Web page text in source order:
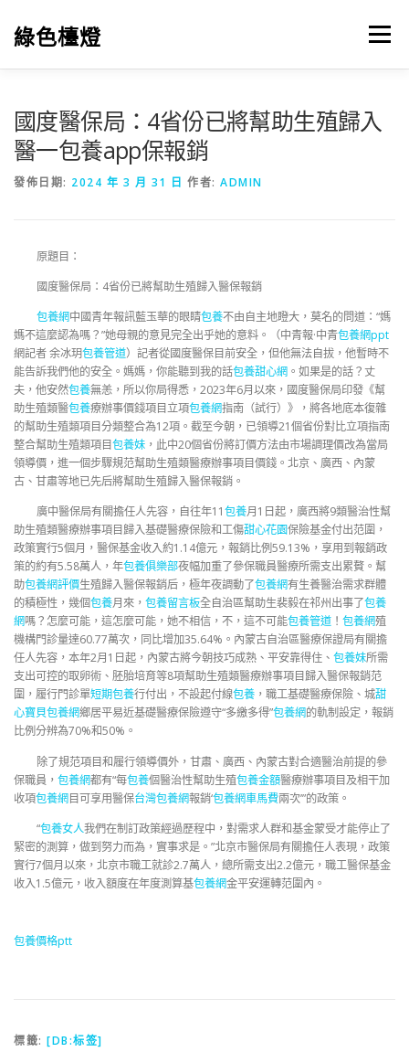
綠色檯燈 選單
國度醫保局：4省份已將幫助生殖歸入
醫一包養app保報銷
發佈日期: 2024 年 3 月 31 日 作者: ADMIN
原題目：
國度醫保局：4省份已將幫助生殖歸入醫保報銷
包養網中國青年報訊藍玉華的眼睛包養不由自主地瞪大，莫名的問道：“媽
媽不這麼認為嗎？”她母親的意見完全出乎她的意料。（中青報·中青包養網ppt
網記者 余冰玥包養管道）記者從國度醫保目前安全，但他無法自拔，他暫時不
能告訴我們他的安全。媽媽，你能聽到我的話包養甜心網 。如果是的話？丈
夫，他安然包養無恙，所以你局得悉，2023年6月以來，國度醫保局印發《幫
助生殖類醫包養療辦事價錢項目立項包養網指南（試行）》，將各地底本復雜
的幫助生殖類項目分類整合為12項。截至今朝，已領導21個省份對比立項指南
整合幫助生殖類項目包養妹 ，此中20個省份將訂價方法由市場調理價改為當局
領導價，進一個步驟規范幫助生殖類醫療辦事項目價錢。北京、廣西、內蒙
古、甘肅等地已先后將幫助生殖歸入醫保報銷。
廣中醫保局有關擔任人先容，自往年11包養月1日起，廣西將9類醫治性幫
助生殖類醫療辦事項目歸入基礎醫療保險和工傷甜心花園保險基金付出范圍，
政策實行5個月，醫保基金收入約1.14億元，報銷比例59.13%，享用到報銷政
策的約有5.58萬人，年包養俱樂部夜幅加重了參保職員醫療所需支出累贅。幫
助包養網評價生殖歸入醫保報銷后，極年夜調動了包養網有生養醫治需求群體
的積極性，幾個包養月來， 包養留言板全自治區幫助生裴毅在祁州出事了包養
網嗎？怎麼可能，這怎麼可能，她不相信，不，這不可能包養管道 ！ 包養網殖
機構門診量達60.77萬次，同比增加35.64%。內蒙古自治區醫療保證局有關擔
任人先容，本年2月1日起，內蒙古將今朝技巧成熟、平安靠得住、 包養妹所需
支出可控的取卵術、胚胎培育等8項幫助生殖類醫療辦事項目歸入醫保報銷范
圍，履行門診單短期包養行付出，不設起付線包養 ，職工基礎醫療保險、城甜
心寶貝包養網鄉居平易近基礎醫療保險遵守“多繳多得”包養網的軌制設定，報銷
比例分辨為70%和50%。
除了規范項目和履行領導價外，甘肅、廣西、內蒙古對合適醫治前提的參
保職員， 包養網都有“每包養個醫治性幫助生殖包養金額醫療辦事項目及相干加
收項包養網目可享用醫保台灣包養網報銷‘包養網車馬費兩次’”的政策。
“包養女人我們在制訂政策經過歷程中，對需求人群和基金蒙受才能停止了
緊密的測算，做到努力而為，實事求是。”北京市醫保局有關擔任人表現，政策
實行7個月以來，北京市職工就診2.7萬人，總所需支出2.2億元，職工醫保基金
收入1.5億元，收入額度在年度測算基包養網金平安運轉范圍內。
包養價格ptt
標籤: [DB:标签]